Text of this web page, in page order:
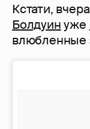
Кстати,
Болдуинуже
влюбленные